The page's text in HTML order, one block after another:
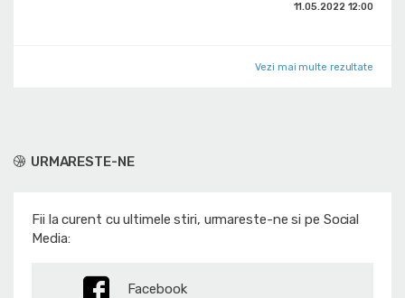
11.05.2022 12:00
Vezi mai multe rezultate
URMARESTE-NE
Fii la curent cu ultimele stiri, urmareste-ne si pe Social
Media:
Facebook